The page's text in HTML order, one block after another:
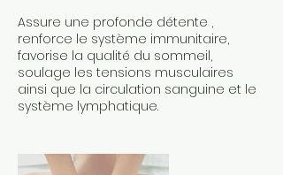
Assure une profonde détente ,
renforce le système immunitaire,
favorise la qualité du sommeil,
soulage les tensions musculaires
ainsi que la circulation sanguine et le
système lymphatique.